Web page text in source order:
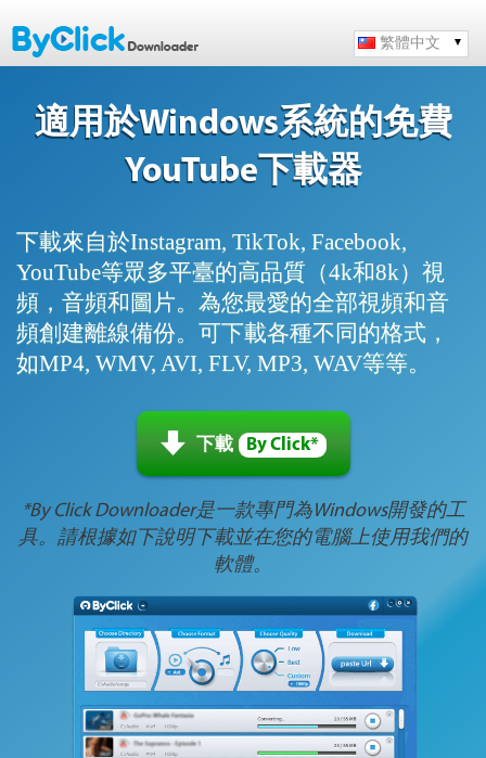
繁體中文
適用於Windows系統的免費
YouTube下載器
下載來自於Instagram, TikTok, Facebook,
YouTube等眾多平臺的高品質（4k和8k）視
頻，音頻和圖片。為您最愛的全部視頻和音
頻創建離線備份。可下載各種不同的格式，
如MP4, WMV, AVI, FLV, MP3, WAV等等。
下載 By Click*
*By Click Downloader是一款專門為Windows開發的工
具。請根據如下說明下載並在您的電腦上使用我們的
軟體。